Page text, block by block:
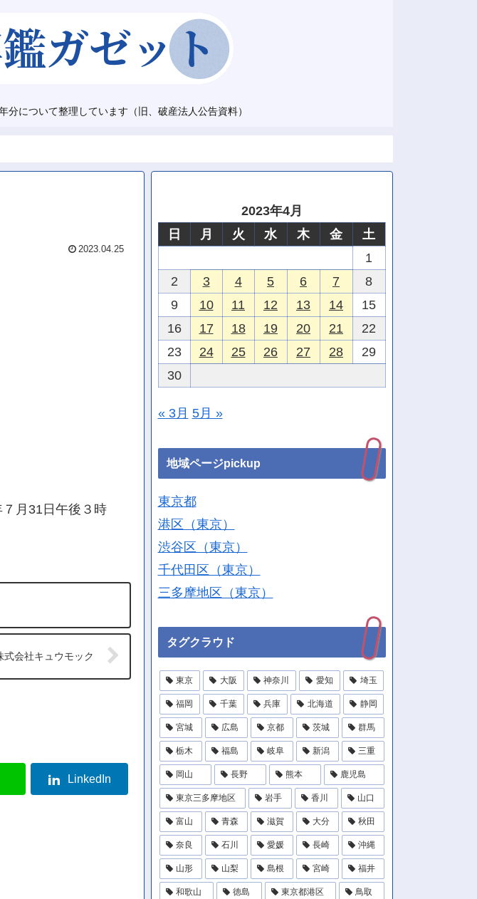
について整理しています（旧、破産法人公告資料）
2023.04.25
月31日午後３時
式会社キュウモック
LinkedIn
2023年4月
日
月 火 水 木 金
土
1
2
3 4 5 6 7
8
9
10 11 12 13 14
15
16
17 18 19 20 21
22
23
24 25 26 27 28
29
30
« 3月 5月 »
地域ページpickup
東京都
港区（東京）
渋谷区（東京）
千代田区（東京）
三多摩地区（東京）
タグクラウド
東京 大阪 神奈川 愛知 埼玉
福岡 千葉 兵庫 北海道 静岡
宮城 広島 京都 茨城 群馬
栃木 福島 岐阜 新潟 三重
岡山 長野 熊本 鹿児島
東京三多摩地区 岩手 香川 山口
富山 青森 滋賀 大分 秋田
奈良 石川 愛媛 長崎 沖縄
山形 山梨 島根 宮崎 福井
和歌山 徳島 東京都港区 鳥取